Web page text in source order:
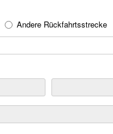
Andere Rückfahrtsstrecke